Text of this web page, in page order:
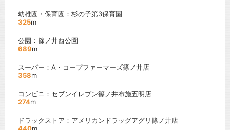
幼稚園・保育園：杉の子第3保育園
325m
公園：篠ノ井西公園
689m
スーパー：A・コープファーマーズ篠ノ井店
358m
コンビニ：セブンイレブン篠ノ井布施五明店
274m
ドラックストア：アメリカンドラッグアグリ篠ノ井店